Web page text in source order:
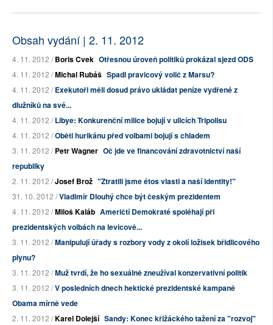
Obsah vydání | 2. 11. 2012
4. 11. 2012 /Boris Cvek Otřesnou úroveň politiků prokázal sjezd ODS
4. 11. 2012 /Michal Rubáš Spadl pravicový volič z Marsu?
4. 11. 2012 /Exekutoři měli dosud právo ukládat peníze vydřené z
dlužníků na své...
4. 11. 2012 /Libye: Konkurenční milice bojují v ulicích Tripolisu
4. 11. 2012 /Oběti hurikánu před volbami bojují s chladem
3. 11. 2012 /Petr Wagner Oč jde ve financování zdravotnictví naší
republiky
2. 11. 2012 /Josef Brož "Ztratili jsme étos vlasti a naší identity!"
31. 10. 2012 /Vladimír Dlouhý chce být českým prezidentem
4. 11. 2012 /Miloš Kaláb Američtí Demokraté spoléhají při
prezidentských volbách na levicově...
3. 11. 2012 /Manipulují úřady s rozbory vody z okolí ložisek břidlicového
plynu?
3. 11. 2012 /Muž tvrdí, že ho sexuálně zneužíval konzervativní politik
3. 11. 2012 /V posledních dnech hektické prezidentské kampaně
Obama mírně vede
2. 11. 2012 /Karel Dolejší Sandy: Konec křižáckého tažení za "rozvoj"